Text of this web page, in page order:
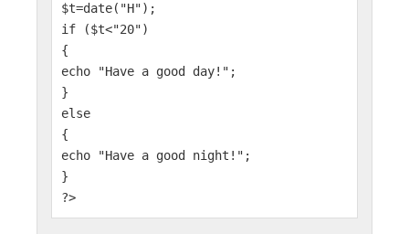
$t=date("H");
if ($t<"20")
{
echo "Have a good day!";
}
else
{
echo "Have a good night!";
}
?>